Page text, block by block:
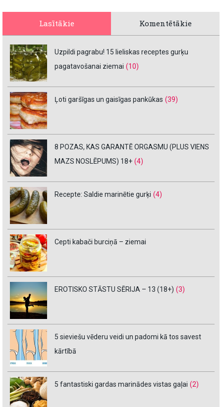
Lasītākie Komentētākie
Uzpildi pagrabu! 15 lieliskas receptes gurķu
pagatavošanai ziemai (10)
Ļoti garšīgas un gaisīgas pankūkas (39)
8 POZAS, KAS GARANTĒ ORGASMU (PLUS VIENS
MAZS NOSLĒPUMS) 18+ (4)
Recepte: Saldie marinētie gurķi (4)
Cepti kabači burciņā – ziemai
EROTISKO STĀSTU SĒRIJA – 13 (18+) (3)
5 sieviešu vēderu veidi un padomi kā tos savest
kārtībā
5 fantastiski gardas marinādes vistas gaļai (2)